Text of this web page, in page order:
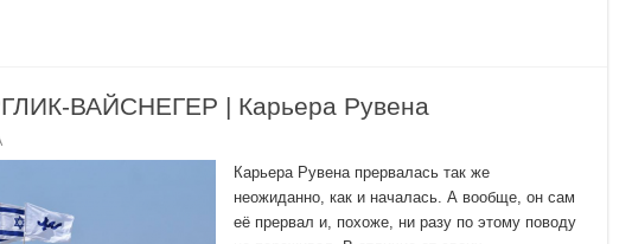
ВАЙСНЕГЕР | Карьера Рувена
Карьера Рувена прервалась так же
неожиданно, как и началась. А вообще, он сам
её прервал и, похоже, ни разу по этому поводу